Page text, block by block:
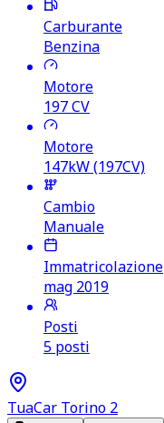
Carburante
Benzina
Motore
197CV
Motore
147kW (197CV)
Cambio
Manuale
Immatricolazione
mag 2019
Posti
5 posti
TuaCar Torino 2